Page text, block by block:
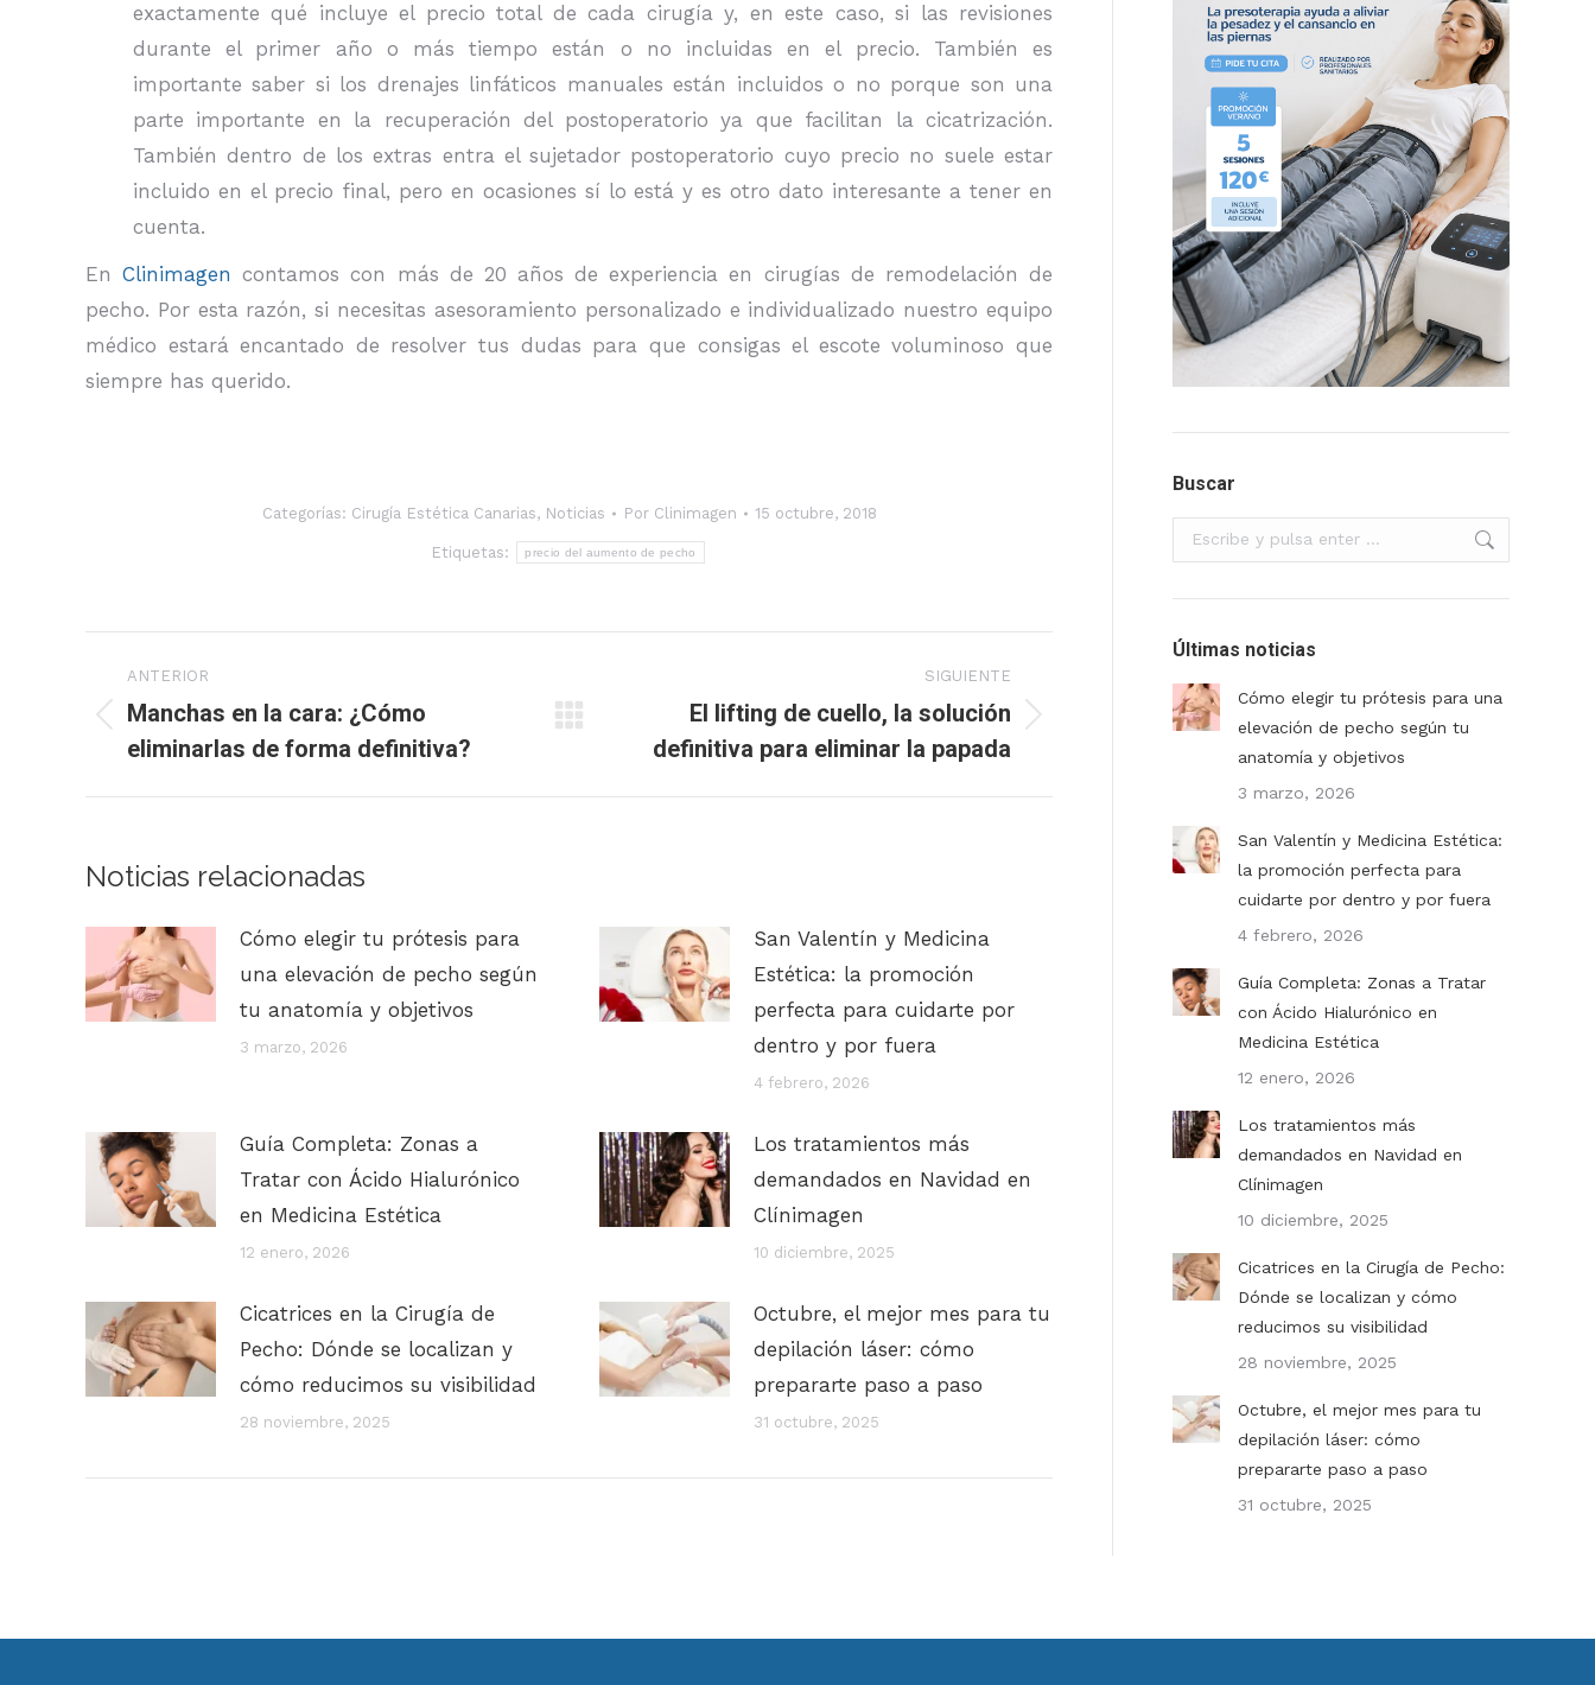
exactamente qué incluye el precio total de cada cirugía y, en este caso, si las revisiones
durante el primer año o más tiempo están o no incluidas en el precio. También es
importante saber si los drenajes linfáticos manuales están incluidos o no porque son una
parte importante en la recuperación del postoperatorio ya que facilitan la cicatrización.
También dentro de los extras entra el sujetador postoperatorio cuyo precio no suele estar
incluido en el precio final, pero en ocasiones sí lo está y es otro dato interesante a tener en
cuenta.
EnClinimagen contamos con más de 20 años de experiencia en cirugías de remodelación de
pecho. Por esta razón, si necesitas asesoramiento personalizado e individualizado nuestro equipo
médico estará encantado de resolver tus dudas para que consigas el escote voluminoso que
siempre has querido.
Categorías: Cirugía Estética Canarias, Noticias Por Clinimagen 15 octubre, 2018
Etiquetas: precio del aumento de pecho
entre
publicaciones
ANTERIOR
Manchas en la cara: ¿Cómo
eliminarlas de forma definitiva?
SIGUIENTE
El lifting de cuello, la solución
definitiva para eliminar la papada
Noticias relacionadas
Cómo elegir tu prótesis para
una elevación de pecho según
tu anatomía y objetivos
3 marzo, 2026
San Valentín y Medicina
Estética: la promoción
perfecta para cuidarte por
dentro y por fuera
4 febrero, 2026
Guía Completa: Zonas a
Tratar con Ácido Hialurónico
en Medicina Estética
12 enero, 2026
Los tratamientos más
demandados en Navidad en
Clínimagen
10 diciembre, 2025
Cicatrices en la Cirugía de
Pecho: Dónde se localizan y
cómo reducimos su visibilidad
28 noviembre, 2025
Octubre, el mejor mes para tu
depilación láser: cómo
prepararte paso a paso
31 octubre, 2025
Buscar
Buscar:
Últimas noticias
Cómo elegir tu prótesis para una
elevación de pecho según tu
anatomía y objetivos
3 marzo, 2026
San Valentín y Medicina Estética:
la promoción perfecta para
cuidarte por dentro y por fuera
4 febrero, 2026
Guía Completa: Zonas a Tratar
con Ácido Hialurónico en
Medicina Estética
12 enero, 2026
Los tratamientos más
demandados en Navidad en
Clínimagen
10 diciembre, 2025
Cicatrices en la Cirugía de Pecho:
Dónde se localizan y cómo
reducimos su visibilidad
28 noviembre, 2025
Octubre, el mejor mes para tu
depilación láser: cómo
prepararte paso a paso
31 octubre, 2025